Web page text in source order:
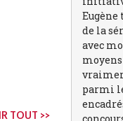
TOUT >>
Eugène
de la
avec
parmi